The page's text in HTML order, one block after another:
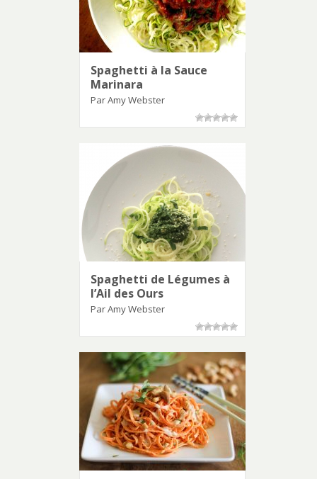
Spaghetti à la Sauce
Marinara
Par Amy Webster
Spaghetti de Légumes à
l’Ail des Ours
Par Amy Webster